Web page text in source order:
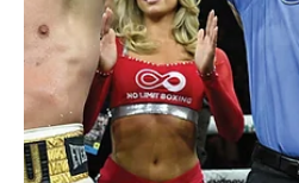
EL INFORMADOR DEL VALLE
29 jul
1 min de lectura